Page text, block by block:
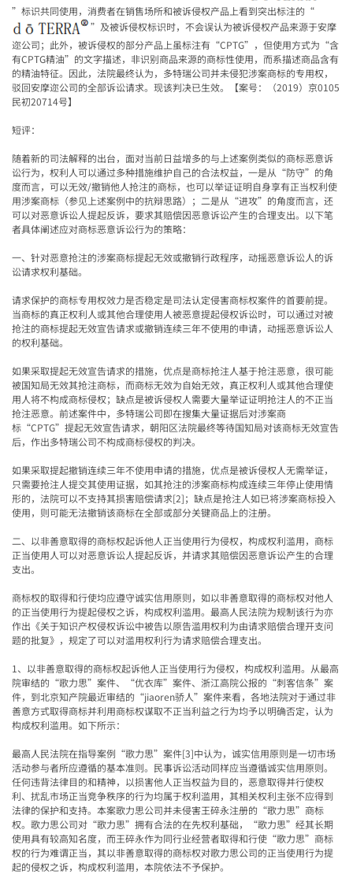
” 标识共同使用，消费者在销售场所和被诉侵权产品上看到突出标注的 “
” 及被诉侵权标识时，不会误认为被诉侵权产品来源于安摩
迩公司；此外，被诉侵权的部分产品上虽标注有 “CPTG” ，但使用方式为 “含
有CPTG精油” 的文字描述，非识别商品来源的商标性使用，而系描述商品含有
的精油特征。因此，法院最终认为，多特瑞公司并未侵犯涉案商标的专用权，
驳回安摩迩公司的全部诉讼请求。现该判决已生效。【案号：（2019）京0105
民初20714号】
短评：
随着新的司法解释的出台，面对当前日益增多的与上述案例类似的商标恶意诉
讼行为，权利人可以通过多种措施维护自己的合法权益，一是从“防守”的角
度而言，可以无效/撤销他人抢注的商标，也可以举证证明自身享有正当权利使
用涉案商标（参见上述案例中的抗辩思路）；二是从 “进攻” 的角度而言，还
可以对恶意诉讼人提起反诉，要求其赔偿因恶意诉讼产生的合理支出。以下笔
者具体阐述应对商标恶意诉讼行为的策略：
一、针对恶意抢注的涉案商标提起无效或撤销行政程序，动摇恶意诉讼人的诉
讼请求权利基础。
请求保护的商标专用权效力是否稳定是司法认定侵害商标权案件的首要前提。
当商标的真正权利人或其他合理使用人被恶意提起侵权诉讼时，可以通过对被
抢注的商标提起无效宣告请求或撤销连续三年不使用的申请，动摇恶意诉讼人
的权利基础。
如果采取提起无效宣告请求的措施，优点是商标抢注人基于抢注恶意，很可能
被国知局无效其抢注商标，而商标无效为自始无效，真正权利人或其他合理使
用人将不构成商标侵权；缺点是被诉侵权人需要大量举证证明抢注人的不正当
抢注恶意。前述案件中，多特瑞公司即在搜集大量证据后对涉案商
标“CPTG” 提起无效宣告请求，朝阳区法院最终等待国知局对该商标无效宣告
后，作出多特瑞公司不构成商标侵权的判决。
如果采取提起撤销连续三年不使用申请的措施，优点是被诉侵权人无需举证，
只需要抢注人提交其使用证据，如其抢注的涉案商标构成连续三年停止使用情
形的，法院可以不支持其损害赔偿请求[2]；缺点是抢注人如已将涉案商标投入
使用，则可能无法撤销该商标在全部或部分关键商品上的注册。
二、以非善意取得的商标权起诉他人正当使用行为侵权，构成权利滥用，商标
正当使用人可以对恶意诉讼人提起反诉，并请求其赔偿因恶意诉讼产生的合理
支出。
商标权的取得和行使均应遵守诚实信用原则，如以非善意取得的商标权对他人
的正当使用行为提起侵权之诉，构成权利滥用。最高人民法院为规制该行为亦
作出《关于知识产权侵权诉讼中被告以原告滥用权利为由请求赔偿合理开支问
题的批复》，规定了可以对滥用权利行为请求赔偿合理支出。
1 、以非善意取得的商标权起诉他人正当使用行为侵权，构成权利滥用。从最高
院审结的 “歌力思” 案件、 “优衣库” 案件、浙江高院公报的 “刺客信条” 案
件，到北京知产院最近审结的 “jiaoren骄人” 案件来看，各地法院对于通过非
善意方式取得商标并利用商标权谋取不正当利益之行为均予以明确否定，认为
构成权利滥用。如下所示：
最高人民法院在指导案例“歌力思”案件[3]中认为，诚实信用原则是一切市场
活动参与者所应遵循的基本准则。民事诉讼活动同样应当遵循诚实信用原则。
任何违背法律目的和精神，以损害他人正当权益为目的，恶意取得并行使权
利、扰乱市场正当竞争秩序的行为均属于权利滥用，其相关权利主张不应得到
法律的保护和支持。本案歌力思公司并未侵害王碎永注册的 “歌力思” 商标
权。歌力思公司对 “歌力思” 拥有合法的在先权利基础， “歌力思” 经其长期
使用具有较高知名度，而王碎永作为同行业经营者取得和行使 “歌力思” 商标
权的行为难谓正当，其以非善意取得的商标权对歌力思公司的正当使用行为提
起的侵权之诉，构成权利滥用，本院依法不予保护。